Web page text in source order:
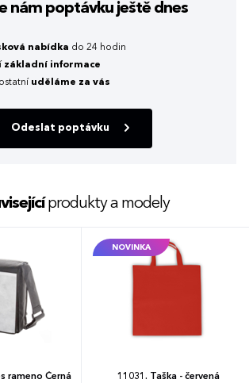
nám poptávku ještě dnes
nabídka do 24 hodin
základní informace
uděláme za vás
Odeslat poptávku
produkty a modely
rameno Černá
NOVINKA
11031. Taška - červená